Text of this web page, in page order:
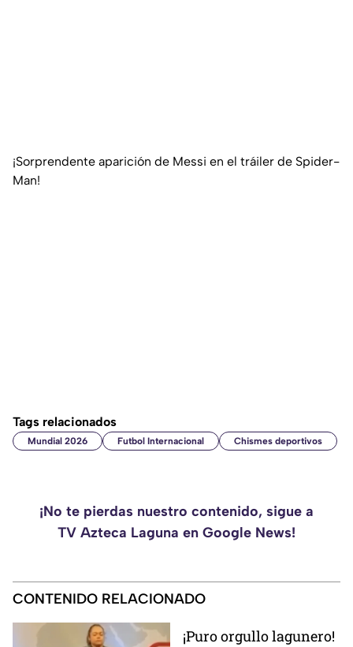
¡Sorprendente aparición de Messi en el tráiler de Spider-
Man!
Tags relacionados
Mundial 2026 Futbol Internacional Chismes deportivos
¡No te pierdas nuestro contenido, sigue a
TV Azteca Laguna en Google News!
CONTENIDO RELACIONADO
¡Puro orgullo lagunero!